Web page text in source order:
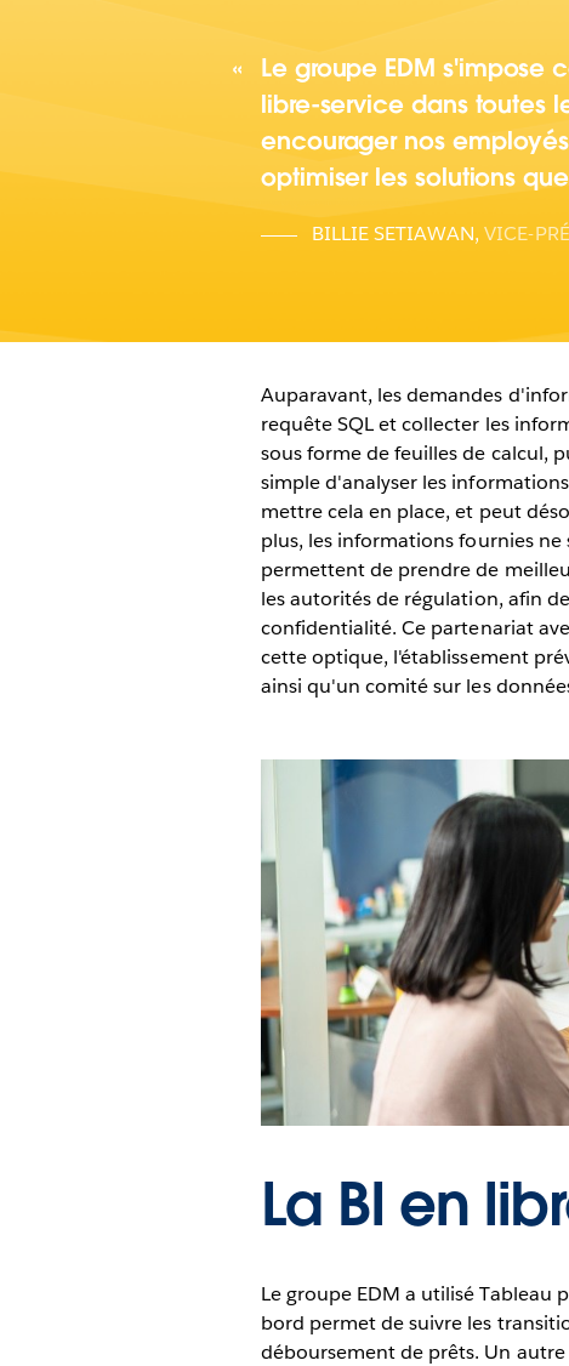
Le groupe EDM
libre-service dans toutes
encourager nos
optimiser les solutions
BILLIE SETIAWAN, VICE-
Auparavant, les demandes
requête SQL et collecter les
sous forme de feuilles de calcul,
simple d'analyser les
mettre cela en place, et peut
plus, les informations fournies
permettent de prendre de
les autorités de régulation, afin
confidentialité. Ce partenariat
cette optique, l'établissement
ainsi qu'un comité sur les
La BI en
Le groupe EDM a utilisé Tableau
bord permet de suivre les
déboursement de prêts. Un